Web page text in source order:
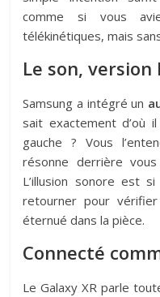
comme si vous
télékinétiques, mais
Le son,
Samsung a intégré un
sait exactement d’où
gauche ? Vous
résonne derrière
L’illusion sonore est
retourner pour vérifier
éternué dans la pièce.
Connecté
Le Galaxy XR parle